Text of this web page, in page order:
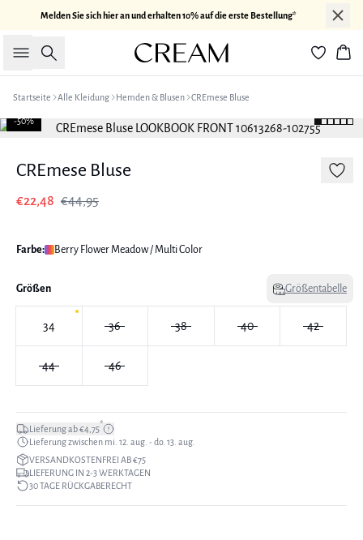
Melden Sie sich hier an und erhalten 10% auf die erste Bestellung*
Suche
Startseite Alle Kleidung Hemden & Blusen CREmese Bluse
-50%
CREmese Bluse
€22,48 €44,95
Farbe: Berry Flower Meadow / Multi Color
Größen Größentabelle
34 36 38 40 42
44 46
Lieferung ab €4,75*
Lieferung zwischen mi. 12. aug. - do. 13. aug.
VERSANDKOSTENFREI AB €75
LIEFERUNG IN 2-3 WERKTAGEN
30 TAGE RÜCKGABERECHT